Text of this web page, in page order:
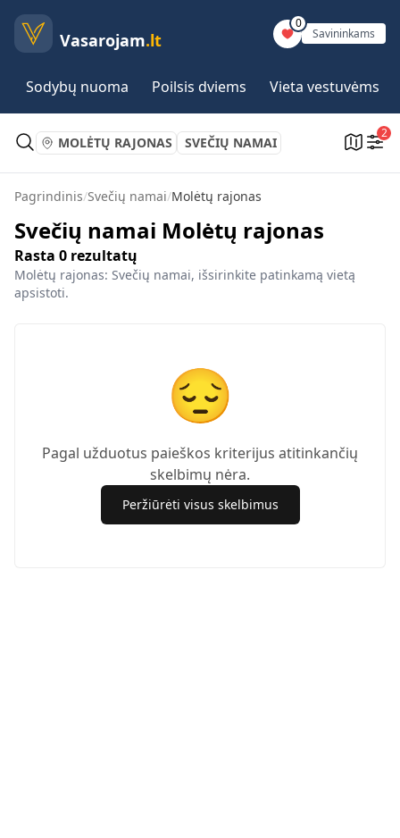
Vasarojam.lt
0
Savininkams
Sodybų nuoma Poilsis dviems Vieta vestuvėms
MOLĖTŲ RAJONAS SVEČIŲ NAMAI
2
Pagrindinis/Svečių namai/Molėtų rajonas
Svečių namai Molėtų rajonas
Rasta 0 rezultatų
Molėtų rajonas: Svečių namai, išsirinkite patinkamą vietą
apsistoti.
😔
Pagal užduotus paieškos kriterijus atitinkančių
skelbimų nėra.
Peržiūrėti visus skelbimus